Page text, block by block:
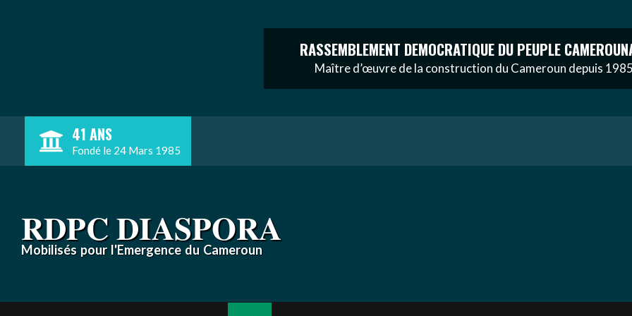
RASSEMBLEMENT DEMOCRATIQUE DU PEUPLE
Maître d’œuvre de la construction du Cameroun depuis 1985
41 ANS
Fondé le 24 Mars 1985
RDPC DIASPORA
Mobilisés pour l'Emergence du Cameroun